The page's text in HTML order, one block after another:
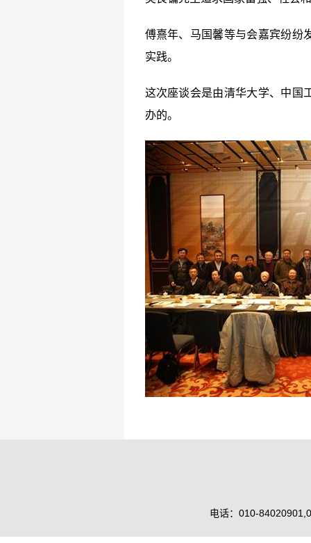
傅熹年、马国馨等与会嘉宾纷纷
实践。
这次座谈会是由清华大学、中国
办的。
电话：010-